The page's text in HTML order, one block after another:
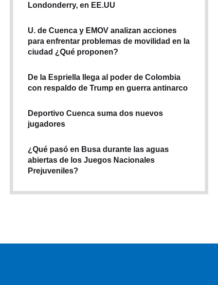
Londonderry, en EE.UU
U. de Cuenca y EMOV analizan acciones
para enfrentar problemas de movilidad en la
ciudad ¿Qué proponen?
De la Espriella llega al poder de Colombia
con respaldo de Trump en guerra antinarco
Deportivo Cuenca suma dos nuevos
jugadores
¿Qué pasó en Busa durante las aguas
abiertas de los Juegos Nacionales
Prejuveniles?